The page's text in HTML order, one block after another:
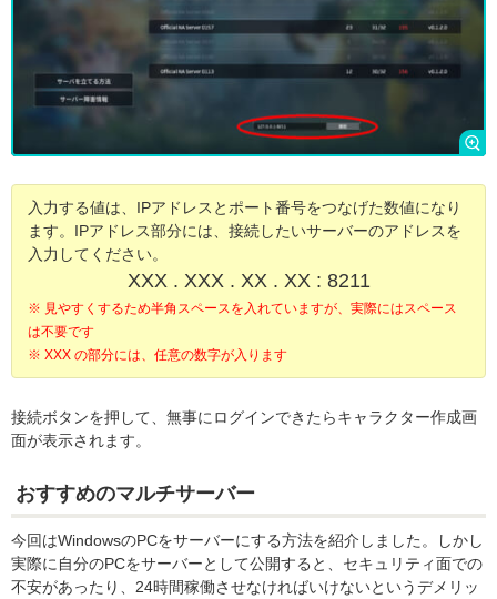
入力する値は、IPアドレスとポート番号をつなげた数値になり
ます。IPアドレス部分には、接続したいサーバーのアドレスを
入力してください。
XXX . XXX . XX . XX : 8211
※ 見やすくするため半角スペースを入れていますが、実際にはスペース
は不要です
※ XXX の部分には、任意の数字が入ります
接続ボタンを押して、無事にログインできたらキャラクター作成画
面が表示されます。
おすすめのマルチサーバー
今回はWindowsのPCをサーバーにする方法を紹介しました。しかし
実際に自分のPCをサーバーとして公開すると、セキュリティ面での
不安があったり、24時間稼働させなければいけないというデメリッ